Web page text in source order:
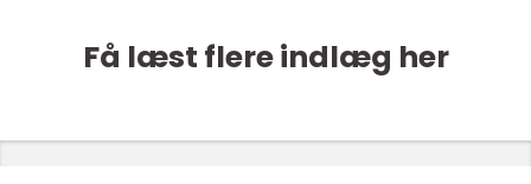
Få læst flere indlæg her